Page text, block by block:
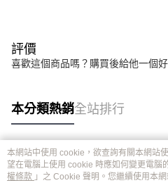
評價
喜歡這個商品嗎？購買後給他一個
本分類熱銷全站排行
熱門標籤
本網站中使用 cookie，欲查詢有關本網站
望在電腦上使用 cookie 時應如何變更電腦
權條款 」之 Cookie 聲明。您繼續使用本